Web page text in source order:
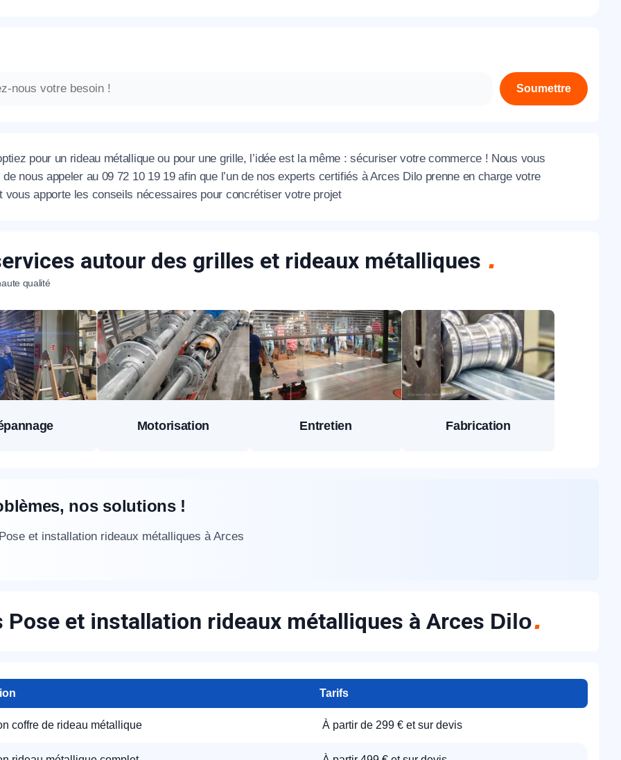
Soumettre
pour un rideau métallique ou pour une grille, l’idée est la même : sécuriser votre commerce ! Nous vous
nous appeler au 09 72 10 19 19 afin que l’un de nos experts certifiés à Arces Dilo prenne en charge votre
vous apporte les conseils nécessaires pour concrétiser votre projet
autour des grilles et rideaux métalliques
qualité
Motorisation Entretien Fabrication
nos solutions !
et installation rideaux métalliques à Arces
Pose et installation rideaux métalliques à Arces Dilo
Tarifs
coffre de rideau métallique À partir de 299 € et sur devis
immédiat